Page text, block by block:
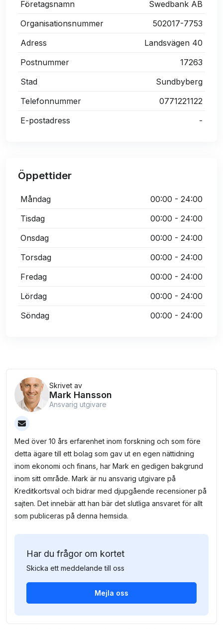
Företagsnamn
Swedbank AB
Organisationsnummer
502017-7753
Adress
Landsvägen 40
Postnummer
17263
Stad
Sundbyberg
Telefonnummer
0771221122
E-postadress
-
Öppettider
Måndag
00:00 - 24:00
Tisdag
00:00 - 24:00
Onsdag
00:00 - 24:00
Torsdag
00:00 - 24:00
Fredag
00:00 - 24:00
Lördag
00:00 - 24:00
Söndag
00:00 - 24:00
Skrivet av
Mark Hansson
Ansvarig utgivare
Med över 10 års erfarenhet inom forskning och som före
detta ägare till ett bolag som gav ut en egen nättidning
inom ekonomi och finans, har Mark en gedigen bakgrund
inom sitt område. Mark är nu ansvarig utgivare på
Kreditkortsval och bidrar med djupgående recensioner på
sajten. Det innebär att han bär det slutliga ansvaret för allt
som publiceras på denna hemsida.
Har du frågor om kortet
Skicka ett meddelande till oss
Mejla oss